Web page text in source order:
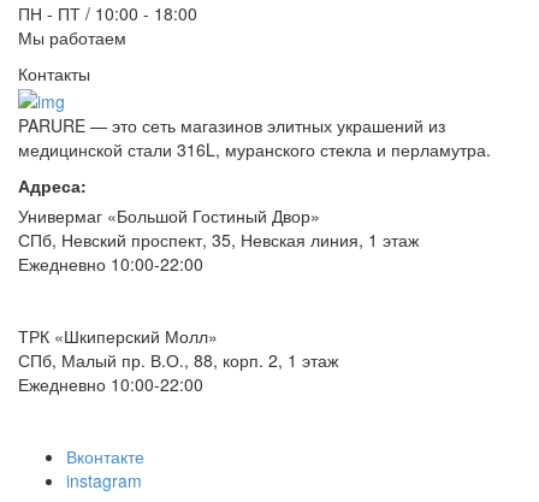
ПН - ПТ / 10:00 - 18:00
Мы работаем
Контакты
PARURE — это сеть магазинов элитных украшений из
медицинской стали 316L, муранского стекла и перламутра.
Адреса:
Универмаг «Большой Гостиный Двор»
СПб, Невский проспект, 35, Невская линия, 1 этаж
Ежедневно 10:00-22:00
ТРК «Шкиперский Молл»
СПб, Малый пр. В.О., 88, корп. 2, 1 этаж
Ежедневно 10:00-22:00
Вконтакте
instagram